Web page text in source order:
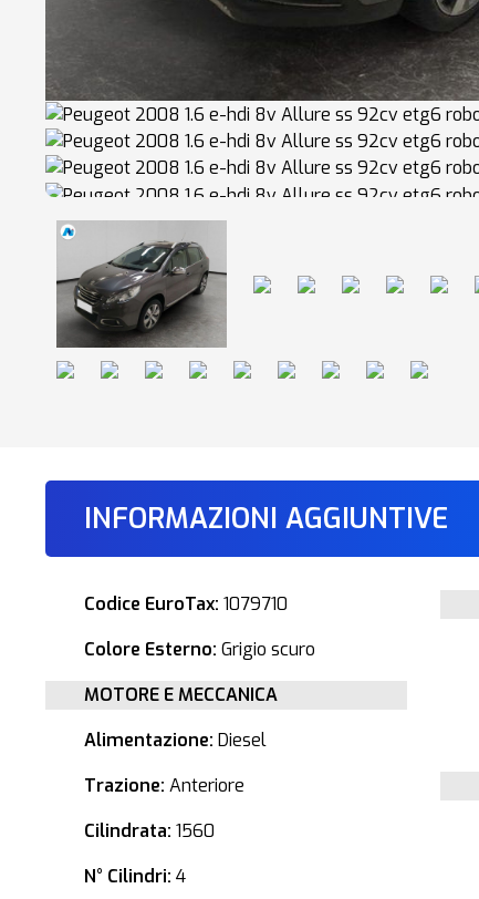
INFORMAZIONI AGGIUNTIVE
Codice EuroTax: 1079710
Colore Esterno: Grigio scuro
MOTORE E MECCANICA
Alimentazione: Diesel
Trazione: Anteriore
Cilindrata: 1560
N° Cilindri: 4